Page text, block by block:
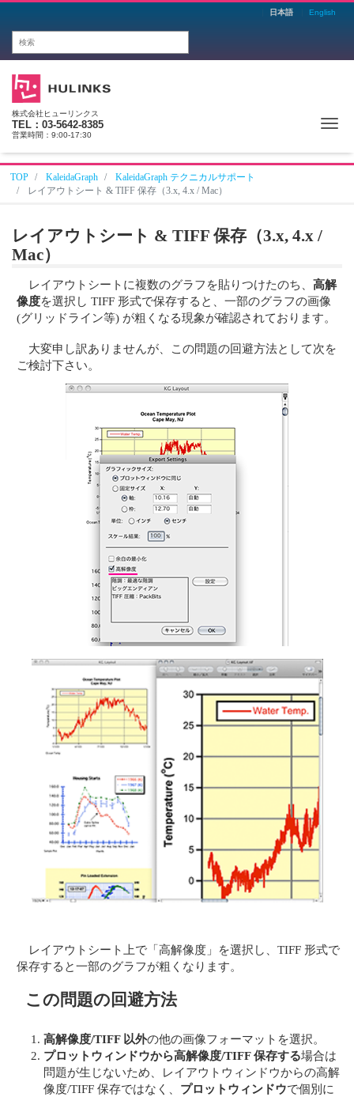
日本語 English
株式会社ヒューリンクス
TEL：03-5642-8385
営業時間：9:00-17:30
TOP KaleidaGraph
KaleidaGraph テクニカルサポート
レイアウトシート & TIFF 保存（3.x, 4.x / Mac）
レイアウトシート & TIFF 保存（3.x, 4.x /
Mac）
レイアウトシートに複数のグラフを貼りつけたのち、高解
像度を選択し TIFF 形式で保存すると、一部のグラフの画像
(グリッドライン等) が粗くなる現象が確認されております。
大変申し訳ありませんが、この問題の回避方法として次を
ご検討下さい。
レイアウトシート上で「高解像度」を選択し、TIFF 形式で
保存すると一部のグラフが粗くなります。
この問題の回避方法
高解像度/TIFF 以外の他の画像フォーマットを選択。
プロットウィンドウから高解像度/TIFF 保存する場合は
問題が生じないため、レイアウトウィンドウからの高解
像度/TIFF 保存ではなく、 プロットウィンドウで個別に